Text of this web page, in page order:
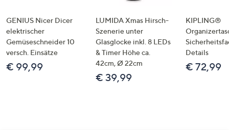
GENIUS Nicer Dicer
elektrischer
Gemüseschneider 10
versch. Einsätze
€ 99,99
LUMIDA Xmas Hirsch-
Szenerie unter
Glasglocke inkl. 8 LEDs
& Timer Höhe ca.
42cm, Ø 22cm
€ 39,99
KIPLING®
Details
€ 72,99